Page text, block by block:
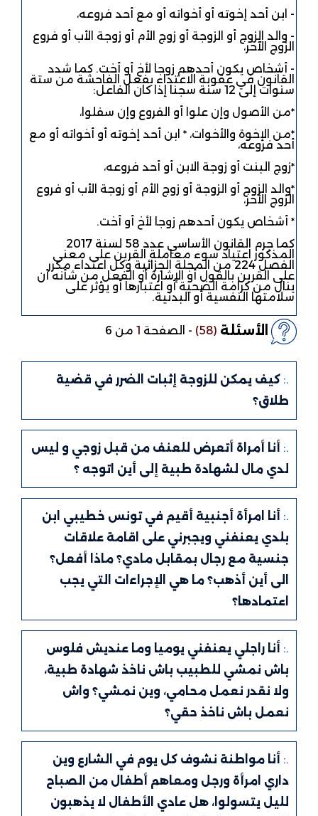
- ابن أحد إخوته أو أخواته أو مع أحد فروعه،
- والد الزوج أو الزوجة أو زوج الأم أو زوجة الأب أو فروع
الزوج الآخر،
- أشخاص يكون أحدهم زوجا لأخ أو أخت. كما شدد
القانون في عقوبة الاعتداء بفعل الفاحشة من ستة
سنوات إلى 12 سنة سجنا إذا كان الفاعل:
٭من الأصول وإن علوا أو الفروع وإن سفلوا،
٭من الإخوة والأخوات، ٭ ابن أحد إخوته أو أخواته أو مع
أحد فروعه،
٭زوج البنت أو زوجة الابن أو أحد فروعه،
٭والد الزوج أو الزوجة أو زوج الأم أو زوجة الأب أو فروع
الزوج الأخر،
٭ أشخاص يكون أحدهم زوجا لأخ أو أخت.
كما جرم القانون الأساسي عدد 58 لسنة 2017
المذكور اعتياد سوء معاملة القرين على معنى
الفصل 224 من المجلة الجزائية وكل اعتداء مكرر
على القرين بالقول أو الإشارة أو الفعل من شأنه أن
ينال من كرامة الضحية أو اعتبارها أو يؤثر على
سلامتها النفسية أو البدنية.
الأسئلة (58)
-الصفحة1من 6
كيف يمكن للزوجة إثبات الضرر في قضية
طلاق؟
أنا أمراة أتعرض للعنف من قبل زوجي و ليس
لدي مال لشهادة طبية إلى أين اتوجه ؟
أنا امرأة أجنبية أقيم في تونس خطيبي ابن
بلدي يعنفني ويجبرني على اقامة علاقات
جنسية مع رجال بمقابل مادي؟ ماذا أفعل؟
الى أين أذهب؟ ما هي الإجراءات التي يجب
اعتمادها؟
أنا راجلي يعنفني يوميا وما عنديش فلوس
باش نمشي للطبيب باش ناخذ شهادة طبية،
ولا نقدر نعمل محامي، وين نمشي؟ واش
نعمل باش ناخذ حقي؟
أنا مواطنة نشوف كل يوم في الشارع وين
داري امرأة ورجل ومعاهم أطفال من الصباح
لليل يتسولوا، هل عادي الأطفال لا يذهبون